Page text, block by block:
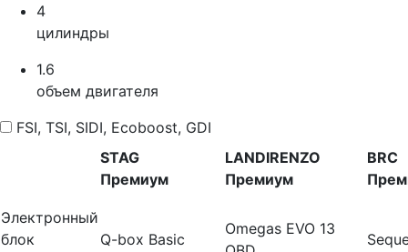
4
цилиндры
1.6
объем двигателя
FSI, TSI, SIDI, Ecoboost, GDI
STAG
Премиум
LANDIRENZO
Премиум
BRC
Электронный
блок
Q-box Basic
Omegas EVO 13